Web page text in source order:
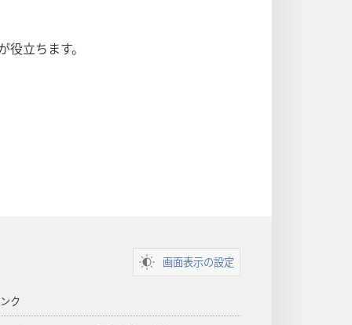
立ちます。
画面表示の設定
ク